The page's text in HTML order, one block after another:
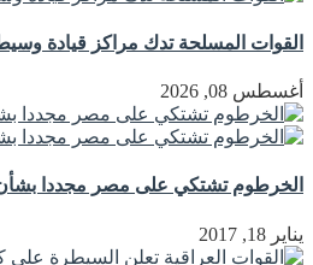
القوات المسلحة تدك مراكز قيادة
أغسطس 08, 2026
الخرطوم تشتكي على مصر مجددا
يناير 18, 2017